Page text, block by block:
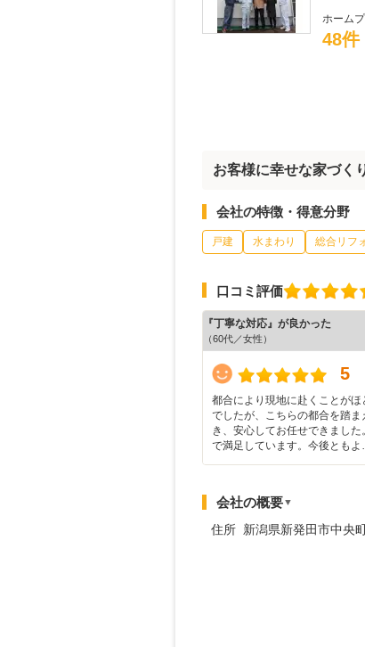
ホーム
48件
お客様に幸せな家づく
会社の特徴・得意分野
戸建 水まわり 総合リフ
口コミ評価
『丁寧な対応』が良かった
（60代／女性）
5
都合により現地に赴くことがほ
でしたが、こちらの都合を踏ま
き、安心してお任せできまし
で満足しています。今後ともよ…
会社の概要▼
住所 新潟県新発田市中央